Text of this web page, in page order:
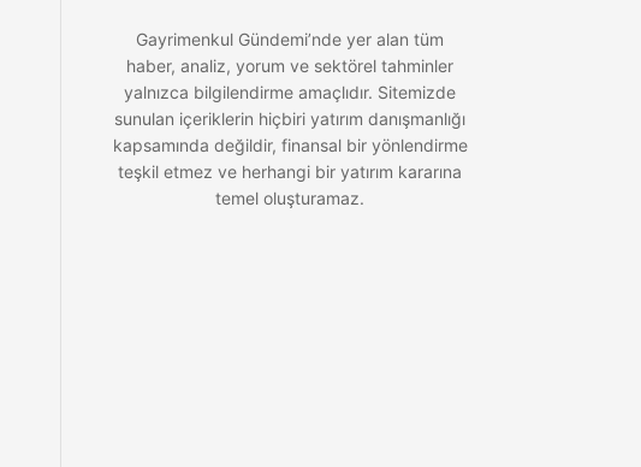
Gayrimenkul Gündemi’nde yer alan tüm
haber, analiz, yorum ve sektörel tahminler
yalnızca bilgilendirme amaçlıdır. Sitemizde
sunulan içeriklerin hiçbiri yatırım danışmanlığı
kapsamında değildir, finansal bir yönlendirme
teşkil etmez ve herhangi bir yatırım kararına
temel oluşturamaz.